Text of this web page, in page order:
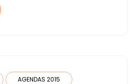
AGENDAS 2015